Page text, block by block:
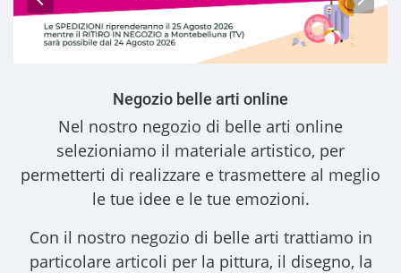
Negozio belle arti online
Nel nostro negozio di belle arti online
selezioniamo il materiale artistico, per
permetterti di realizzare e trasmettere al meglio
le tue idee e le tue emozioni.
Con il nostro negozio di belle arti trattiamo in
particolare articoli per la pittura, il disegno, la